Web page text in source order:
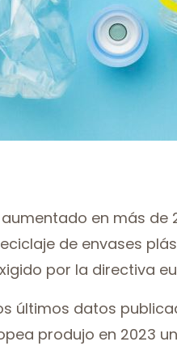
en más de
de envases
por la directiva
últimos datos
produjo en 2023